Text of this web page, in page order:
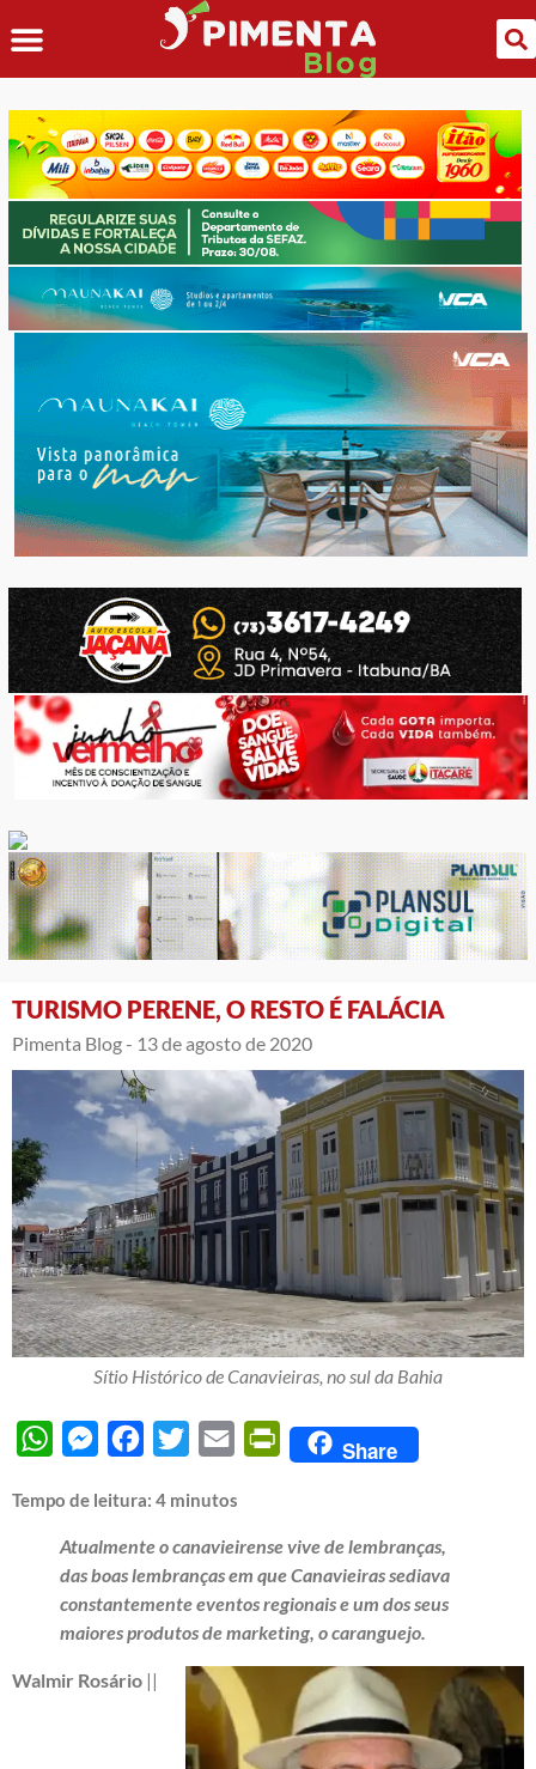
TURISMO PERENE, O RESTO É FALÁCIA
Pimenta Blog - 13 de agosto de 2020
Sítio Histórico de Canavieiras, no sul da Bahia
WhatsAppMessengerFacebook
Twitter Email PrintFriendly
Share
Tempo de leitura: 4 minutos
Atualmente o canavieirense vive de lembranças,
das boas lembranças em que Canavieiras sediava
constantemente eventos regionais e um dos seus
maiores produtos de marketing, o caranguejo.
Walmir Rosário ||